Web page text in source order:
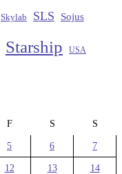
Skylab SLS Sojus
Starship USA
F S S
5 6 7
12 13 14